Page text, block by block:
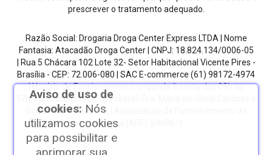
prescrever o tratamento adequado.
Razão Social: Drogaria Droga Center Express LTDA | Nome
Fantasia: Atacadão Droga Center | CNPJ: 18.824.134/0006-05
| Rua 5 Chácara 102 Lote 32- Setor Habitacional Vicente Pires -
Brasília - CEP: 72.006-080
| SAC E-commerce (61) 98172-4974
| Horário de Funcionamento: segunda à sexta das 08h as
17h.Farmacêutico Responsável: Dra. Maria da Glória Cardoso e
Sousa | CRF/DF: 4612 | Autorização de Funcionamento da
Empresa (AFE): 69606-3
Aviso de uso de
cookies: Nós
utilizamos cookies
para possibilitar e